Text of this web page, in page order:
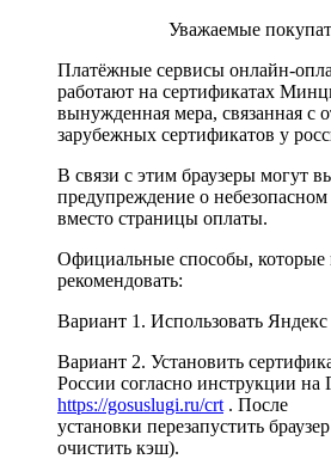
Уважаемые
Платёжные сервисы онлайн-
работают на сертификатах
вынужденная мера, связанная с
зарубежных сертификатов у
В связи с этим браузеры могут
предупреждение о
вместо страницы оплаты.
Официальные способы,
рекомендовать:
Вариант 1. Использовать Яндекс
Вариант 2. Установить
России согласно инструкции на
https://gosuslugi.ru/crt . После
установки перезапустить
очистить кэш).